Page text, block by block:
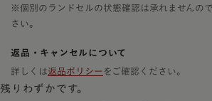
※個別のランドセルの状態確認は承れませんの
さい。
返品・キャンセルについて
詳しくは返品ポリシー をご確認ください。
残りわずかです。